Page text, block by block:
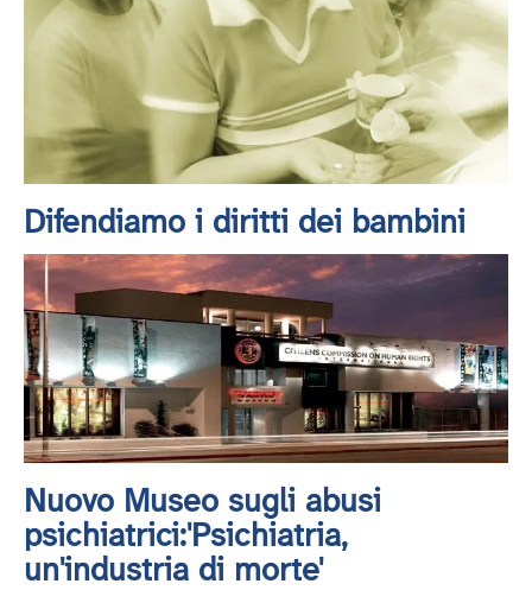
Difendiamo i diritti dei bambini
Nuovo Museo sugli abusi
psichiatrici:'Psichiatria,
un'industria di morte'